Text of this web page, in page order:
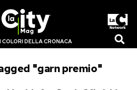
DELLA CRONACA
"garn premio"